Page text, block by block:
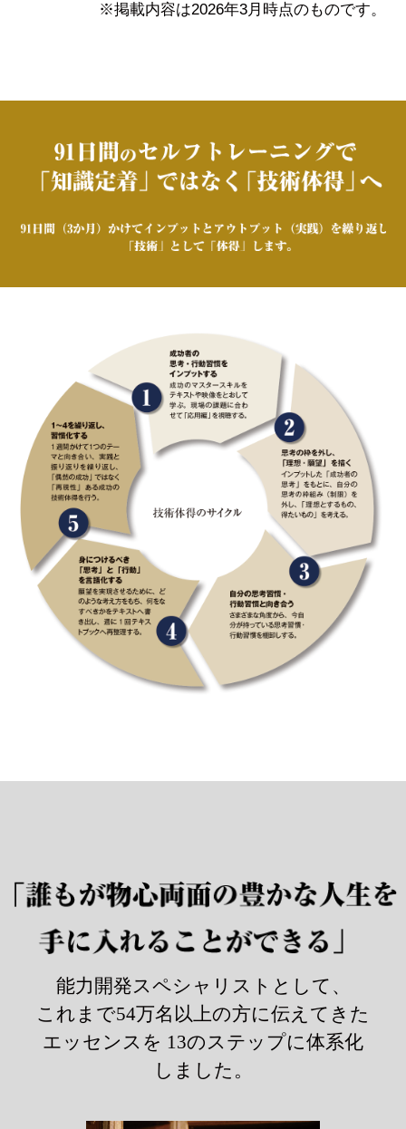
※掲載内容は2026年3月時点のものです。
能力開発スペシャリストとして、
これまで54万名以上の方に伝えてきた
エッセンスを 13のステップに体系化
しました。